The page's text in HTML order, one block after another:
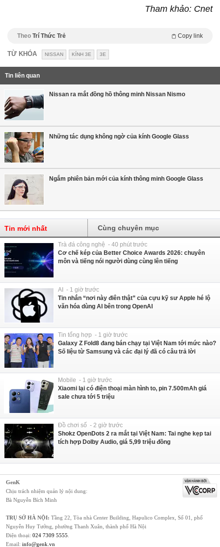
Tham khảo: Cnet
Theo Trí Thức Trẻ Copy link
TỪ KHÓA NISSAN KÍNH 3E 3E
Tin liên quan
Nissan ra mắt đồng hồ thông minh Nissan Nismo
Những tác dụng không ngờ của kính Google Glass
Ngắm phiên bản mới của kính thông minh Google Glass
Tin mới nhất Cùng chuyên mục
Trà đá công nghệ - 40 phút trước
Cơ chế kép của Better Choice Awards 2026: chuyên
môn và tiếng nói người dùng cùng lên tiếng
AI - 1 giờ trước
Tin nhắn “nơi này điên thật” của cựu kỹ sư Apple hé lộ
văn hóa dùng AI bên trong OpenAI
Tin tổng hợp - 1 giờ trước
Galaxy Z Fold8 đang bán chạy tại Việt Nam tới mức nào?
Số liệu từ Samsung và các đại lý đã có câu trả lời
Mobile - 1 giờ trước
Xiaomi lại có điện thoại màn hình to, pin 7.500mAh giá
sale chưa tới 5 triệu
Đồ chơi số - 2 giờ trước
Shokz OpenDots 2 ra mắt tại Việt Nam: Tai nghe kẹp tai
tích hợp Dolby Audio, giá 5,99 triệu đồng
GenK
Chịu trách nhiệm quản lý nội dung:
Bà Nguyễn Bích Minh
TRỤ SỞ HÀ NỘI: Tầng 22, Tòa nhà Center Building, Hapulico Complex, Số 01, phố
Nguyễn Huy Tưởng, phường Thanh Xuân, thành phố Hà Nội
Điện thoại: 024 7309 5555
Email: info@genk.vn